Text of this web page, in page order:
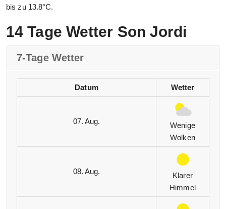
bis zu 13.8°C.
14 Tage Wetter Son Jordi
7-Tage Wetter
Datum Wetter
07. Aug.
Wenige
Wolken
08. Aug.
Klarer
Himmel